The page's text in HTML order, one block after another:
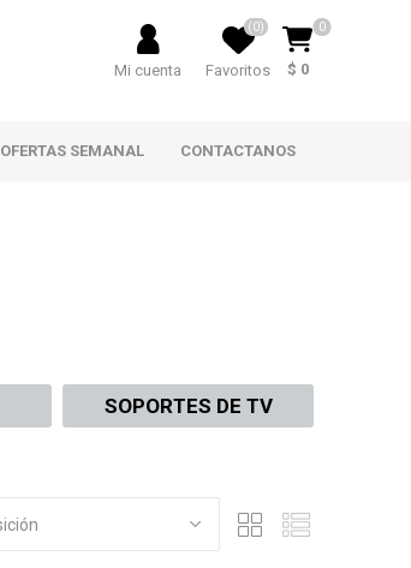
Mi cuenta Favoritos
(0) 0
$ 0
OFERTAS SEMANAL CONTACTANOS
SOPORTES DE TV